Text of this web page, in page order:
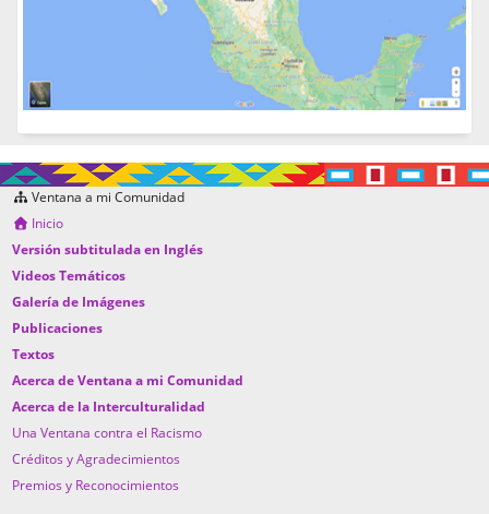
Ventana a mi Comunidad
Inicio
Versión subtitulada en Inglés
Videos Temáticos
Galería de Imágenes
Publicaciones
Textos
Acerca de Ventana a mi Comunidad
Acerca de la Interculturalidad
Una Ventana contra el Racismo
Créditos y Agradecimientos
Premios y Reconocimientos